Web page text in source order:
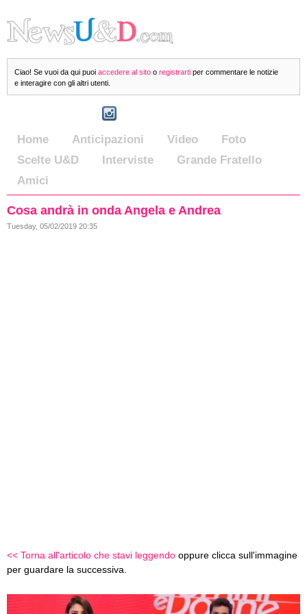
Ciao! Se vuoi da qui puoi accedere al sito o registrarti per commentare le notizie
e interagire con gli altri utenti.
Home Anticipazioni Video
Foto
Scelte U&D
Interviste
Grande Fratello
Amici
Cosa andrà in onda Angela e Andrea
Tuesday, 05/02/2019 20:35
<< Torna all'articolo che stavi leggendo oppure clicca sull'immagine
per guardare la successiva.